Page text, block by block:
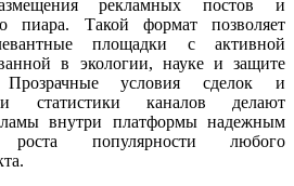
рекламных постов и
пиара. Такой формат позволяет
площадки с активной
в экологии, науке и защите
условия сделок и
статистики каналов делают
внутри платформы надежным
популярности любого